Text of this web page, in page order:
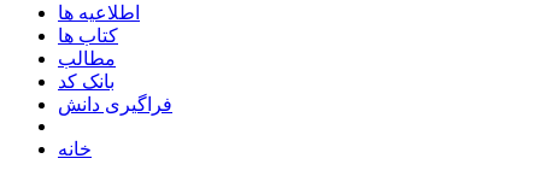
اطلاعیه ها
کتاب ها
مطالب
بانک کد
فراگیری دانش
خانه